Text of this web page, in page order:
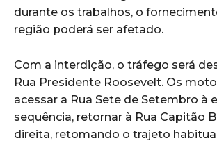
durante os trabalhos, o
região poderá ser afetado.
Com a interdição, o tráfego será
Rua Presidente Roosevelt. Os
acessar a Rua Sete de Setembro à
sequência, retornar à Rua Capitão
direita, retomando o trajeto